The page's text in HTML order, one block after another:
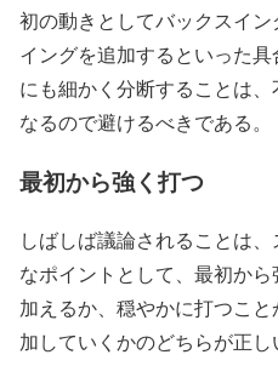
初の動きとしてバックスイ
イングを追加するといった
にも細かく分断することは
なるので避けるべきである。
最初から強く打つ
しばしば議論されることは
なポイントとして、最初か
加えるか、穏やかに打つこ
加していくかのどちらが正